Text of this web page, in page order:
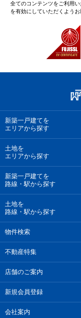
全てのコンテンツをご利用
を有効にしていただくようお
新築一戸建てを
エリアから探す
土地を
エリアから探す
新築一戸建てを
路線・駅から探す
土地を
路線・駅から探す
物件検索
不動産特集
店舗のご案内
新規会員登録
会社案内